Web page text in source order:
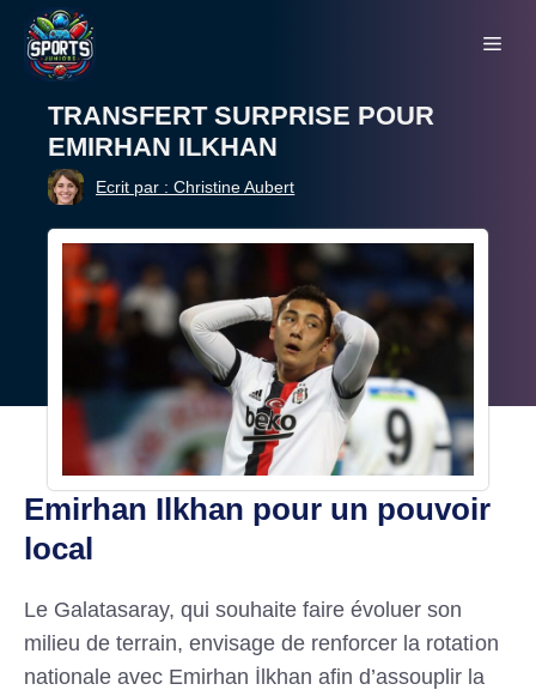
Aller
contenu
TRANSFERT SURPRISE POUR
EMIRHAN ILKHAN
Ecrit par : Christine Aubert
Emirhan Ilkhan pour un pouvoir
local
Le Galatasaray, qui souhaite faire évoluer son
milieu de terrain, envisage de renforcer la rotation
nationale avec Emirhan İlkhan afin d’assouplir la